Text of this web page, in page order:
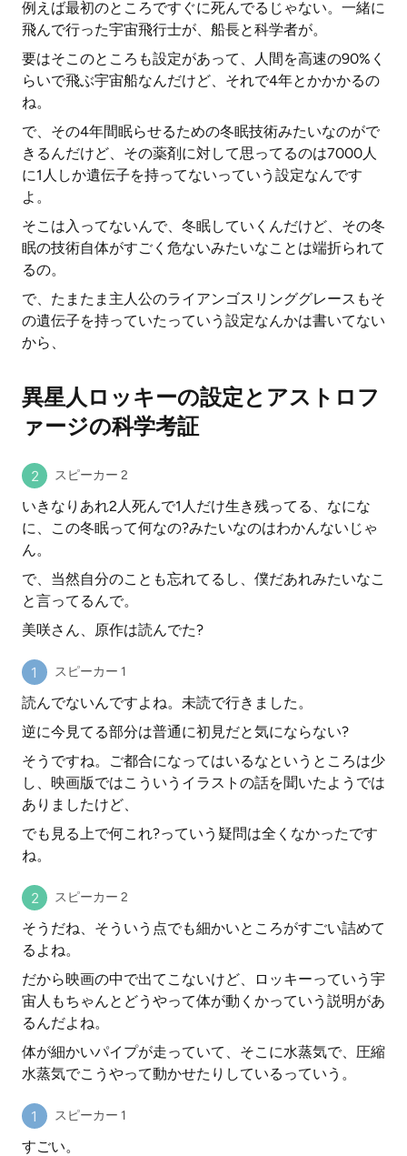
例えば最初のところですぐに死んでるじゃない。一緒に
飛んで行った宇宙飛行士が、船長と科学者が。
要はそこのところも設定があって、人間を高速の90%く
らいで飛ぶ宇宙船なんだけど、それで4年とかかかるの
ね。
で、その4年間眠らせるための冬眠技術みたいなのがで
きるんだけど、その薬剤に対して思ってるのは7000人
に1人しか遺伝子を持ってないっていう設定なんです
よ。
そこは入ってないんで、冬眠していくんだけど、その冬
眠の技術自体がすごく危ないみたいなことは端折られて
るの。
で、たまたま主人公のライアンゴスリンググレースもそ
の遺伝子を持っていたっていう設定なんかは書いてない
から、
異星人ロッキーの設定とアストロフ
ァージの科学考証
スピーカー 2
いきなりあれ2人死んで1人だけ生き残ってる、なにな
に、この冬眠って何なの?みたいなのはわかんないじゃ
ん。
で、当然自分のことも忘れてるし、僕だあれみたいなこ
と言ってるんで。
美咲さん、原作は読んでた?
スピーカー 1
読んでないんですよね。未読で行きました。
逆に今見てる部分は普通に初見だと気にならない?
そうですね。ご都合になってはいるなというところは少
し、映画版ではこういうイラストの話を聞いたようでは
ありましたけど、
でも見る上で何これ?っていう疑問は全くなかったです
ね。
スピーカー 2
そうだね、そういう点でも細かいところがすごい詰めて
るよね。
だから映画の中で出てこないけど、ロッキーっていう宇
宙人もちゃんとどうやって体が動くかっていう説明があ
るんだよね。
体が細かいパイプが走っていて、そこに水蒸気で、圧縮
水蒸気でこうやって動かせたりしているっていう。
スピーカー 1
すごい。